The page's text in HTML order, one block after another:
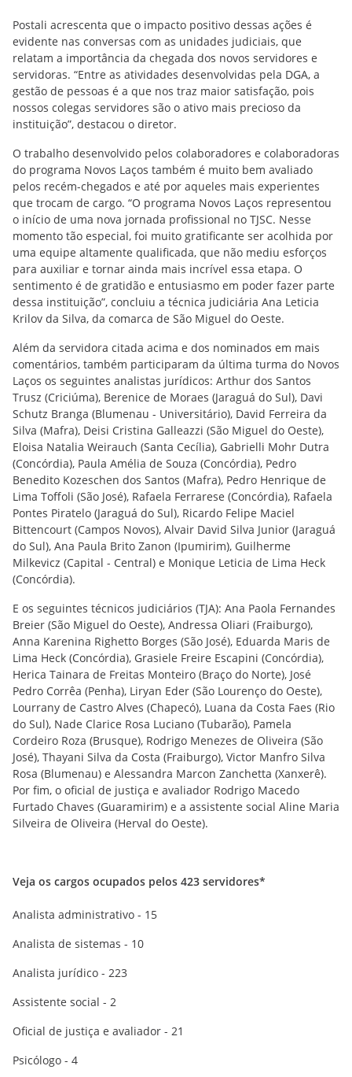
Postali acrescenta que o impacto positivo dessas ações é
evidente nas conversas com as unidades judiciais, que
relatam a importância da chegada dos novos servidores e
servidoras. “Entre as atividades desenvolvidas pela DGA, a
gestão de pessoas é a que nos traz maior satisfação, pois
nossos colegas servidores são o ativo mais precioso da
instituição”, destacou o diretor.
O trabalho desenvolvido pelos colaboradores e colaboradoras
do programa Novos Laços também é muito bem avaliado
pelos recém-chegados e até por aqueles mais experientes
que trocam de cargo. “O programa Novos Laços representou
o início de uma nova jornada profissional no TJSC. Nesse
momento tão especial, foi muito gratificante ser acolhida por
uma equipe altamente qualificada, que não mediu esforços
para auxiliar e tornar ainda mais incrível essa etapa. O
sentimento é de gratidão e entusiasmo em poder fazer parte
dessa instituição”, concluiu a técnica judiciária Ana Leticia
Krilov da Silva, da comarca de São Miguel do Oeste.
Além da servidora citada acima e dos nominados em mais
comentários, também participaram da última turma do Novos
Laços os seguintes analistas jurídicos: Arthur dos Santos
Trusz (Criciúma), Berenice de Moraes (Jaraguá do Sul), Davi
Schutz Branga (Blumenau - Universitário), David Ferreira da
Silva (Mafra), Deisi Cristina Galleazzi (São Miguel do Oeste),
Eloisa Natalia Weirauch (Santa Cecília), Gabrielli Mohr Dutra
(Concórdia), Paula Amélia de Souza (Concórdia), Pedro
Benedito Kozeschen dos Santos (Mafra), Pedro Henrique de
Lima Toffoli (São José), Rafaela Ferrarese (Concórdia), Rafaela
Pontes Piratelo (Jaraguá do Sul), Ricardo Felipe Maciel
Bittencourt (Campos Novos), Alvair David Silva Junior (Jaraguá
do Sul), Ana Paula Brito Zanon (Ipumirim), Guilherme
Milkevicz (Capital - Central) e Monique Leticia de Lima Heck
(Concórdia).
E os seguintes técnicos judiciários (TJA): Ana Paola Fernandes
Breier (São Miguel do Oeste), Andressa Oliari (Fraiburgo),
Anna Karenina Righetto Borges (São José), Eduarda Maris de
Lima Heck (Concórdia), Grasiele Freire Escapini (Concórdia),
Herica Tainara de Freitas Monteiro (Braço do Norte), José
Pedro Corrêa (Penha), Liryan Eder (São Lourenço do Oeste),
Lourrany de Castro Alves (Chapecó), Luana da Costa Faes (Rio
do Sul), Nade Clarice Rosa Luciano (Tubarão), Pamela
Cordeiro Roza (Brusque), Rodrigo Menezes de Oliveira (São
José), Thayani Silva da Costa (Fraiburgo), Victor Manfro Silva
Rosa (Blumenau) e Alessandra Marcon Zanchetta (Xanxerê).
Por fim, o oficial de justiça e avaliador Rodrigo Macedo
Furtado Chaves (Guaramirim) e a assistente social Aline Maria
Silveira de Oliveira (Herval do Oeste).
Veja os cargos ocupados pelos 423 servidores*
Analista administrativo - 15
Analista de sistemas - 10
Analista jurídico - 223
Assistente social - 2
Oficial de justiça e avaliador - 21
Psicólogo - 4